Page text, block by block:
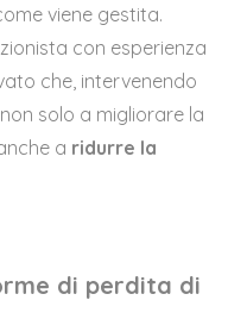
viene gestita.
con esperienza
che, intervenendo
solo a migliorare la
a ridurre la
di perdita di